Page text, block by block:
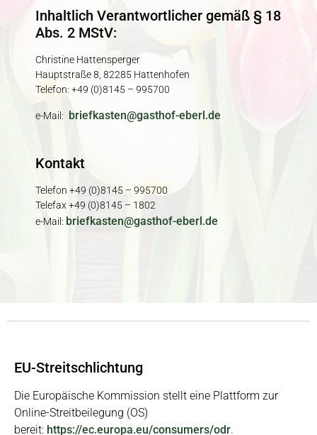
Inhaltlich Verantwortlicher gemäß § 18
Abs. 2 MStV:
Christine Hattensperger
Hauptstraße 8, 82285 Hattenhofen
Telefon: +49 (0)8145 – 995700
e-Mail: briefkasten@gasthof-eberl.de
Kontakt
Telefon +49 (0)8145 – 995700
Telefax +49 (0)8145 – 1802
e-Mail: briefkasten@gasthof-eberl.de
EU-Streitschlichtung
Die Europäische Kommission stellt eine Plattform zur
Online-Streitbeilegung (OS)
bereit: https://ec.europa.eu/consumers/odr.